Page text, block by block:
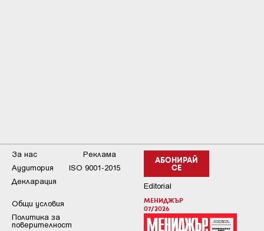
АБОНИРАЙ
СЕ
Editorial
МЕНИДЖЪР
07/2026
За нас
Реклама
Аудитория
ISO 9001-2015
Декларация
Общи условия
Пoлитикa зa
пoвepитeлнocт